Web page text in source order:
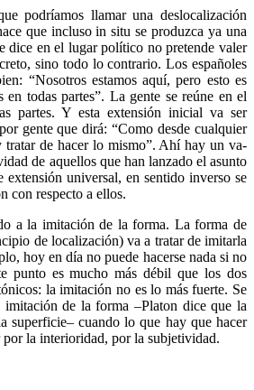
podríamos llamar una deslocalización
que incluso in situ se produzca ya una
dice en el lugar político no pretende valer
sino todo lo contrario. Los españoles
“Nosotros estamos aquí, pero esto es
en todas partes”. La gente se reúne en el
partes. Y esta extensión inicial va ser
gente que dirá: “Como desde cualquier
tratar de hacer lo mismo”. Ahí hay un va-
de aquellos que han lanzado el asunto
extensión universal, en sentido inverso se
con respecto a ellos.
a la imitación de la forma. La forma de
de localización) va a tratar de imitarla
hoy en día no puede hacerse nada si no
punto es mucho más débil que los dos
la imitación no es lo más fuerte. Se
imitación de la forma –Platon dice que la
superficie– cuando lo que hay que hacer
la interioridad, por la subjetividad.